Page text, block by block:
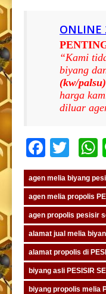
ONLINE
“Kami
biyang
(kw/palsu)
harga
diluar
agen melia biyang
agen melia propolis
agen propolis pesisir
alamat jual melia
alamat propolis di
biyang asli PESISIR
biyang propolis melia